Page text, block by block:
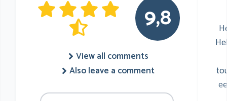
9,8
View all comments
Also leave a comment